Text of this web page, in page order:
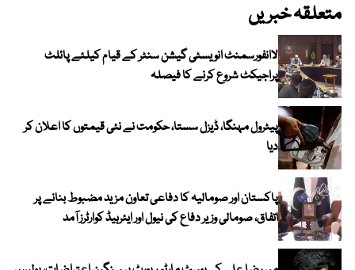
متعلقہ خبریں
لاانفورسمنٹ انویسٹی گیشن سنٹر کے قیام کیلئے پائلٹ
پراجیکٹ شروع کرنے کا فیصلہ
پیٹرول مہنگا، ڈیزل سستا، حکومت نے نئی قیمتوں کا اعلان کر
دیا
پاکستان اور صومالیہ کا دفاعی تعاون مزید مضبوط بنانے پر
اتفاق، صومالی وزیر دفاع کی نیول اور ایئرہیڈ کوارٹرز آمد